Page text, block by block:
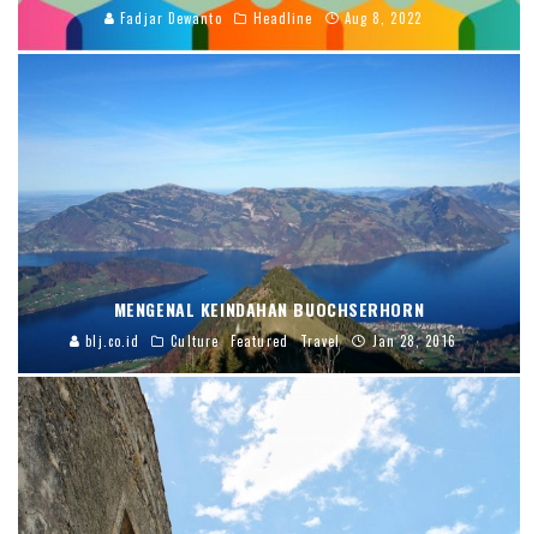
Fadjar Dewanto Headline Aug 8, 2022
MENGENAL KEINDAHAN BUOCHSERHORN
blj.co.id Culture Featured Travel Jan 28, 2016